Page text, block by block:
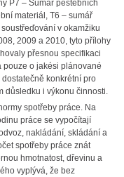
P7 – Sumář pěstebních
materiál, T6 – sumář
v okamžiku
2009 a 2010, tyto přílohy
přesnou specifikaci
pouze o jakési plánované
konkrétní pro
důsledku i výkonu činnosti.
spotřeby práce. Na
práce se vypočítají
nakládání, skládání a
spotřeby práce znát
hmotnatost, dřevinu a
vyplývá, že bez